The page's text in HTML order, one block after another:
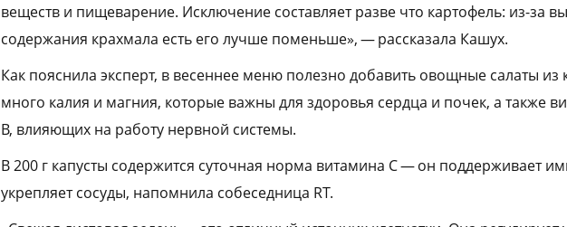
веществ и пищеварение. Исключение составляет разве что картофель: из-за
содержания крахмала есть его лучше поменьше», — рассказала Кашух.
Как пояснила эксперт, в весеннее меню полезно добавить овощные салаты из
много калия и магния, которые важны для здоровья сердца и почек, а также
B, влияющих на работу нервной системы.
В 200 г капусты содержится суточная норма витамина C — он поддерживает
укрепляет сосуды, напомнила собеседница RT.